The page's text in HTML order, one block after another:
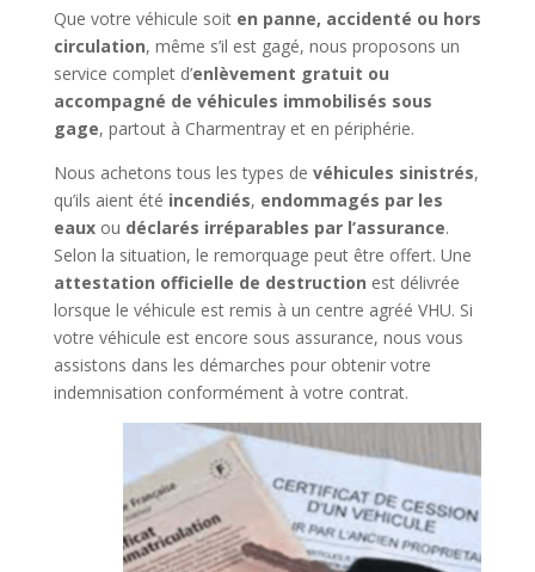
Que votre véhicule soit en panne, accidenté ou hors
circulation, même s’il est gagé, nous proposons un
service complet d’enlèvement gratuit ou
accompagné de véhicules immobilisés sous
gage, partout à Charmentray et en périphérie.
Nous achetons tous les types de véhicules sinistrés,
qu’ils aient été incendiés, endommagés par les
eauxou déclarés irréparables par l’assurance.
Selon la situation, le remorquage peut être offert. Une
attestation officielle de destruction est délivrée
lorsque le véhicule est remis à un centre agréé VHU. Si
votre véhicule est encore sous assurance, nous vous
assistons dans les démarches pour obtenir votre
indemnisation conformément à votre contrat.